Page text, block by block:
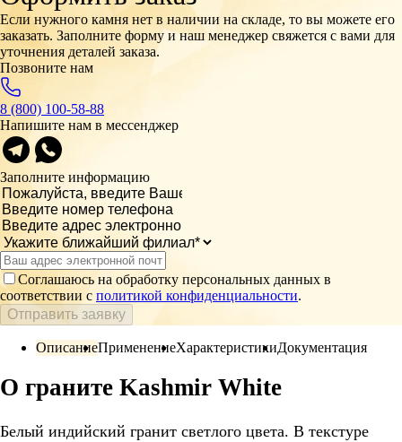
Если нужного камня нет в наличии на складе, то вы можете его
заказать. Заполните форму и наш менеджер свяжется с вами для
уточнения деталей заказа.
Позвоните нам
8 (800) 100-58-88
Напишите нам в мессенджер
Заполните информацию
Соглашаюсь на обработку персональных данных в
соответствии с политикой конфиденциальности.
Отправить заявку
ОписаниеПрименениеХарактеристикиДокументация
О граните Kashmir White
Белый индийский гранит светлого цвета. В текстуре